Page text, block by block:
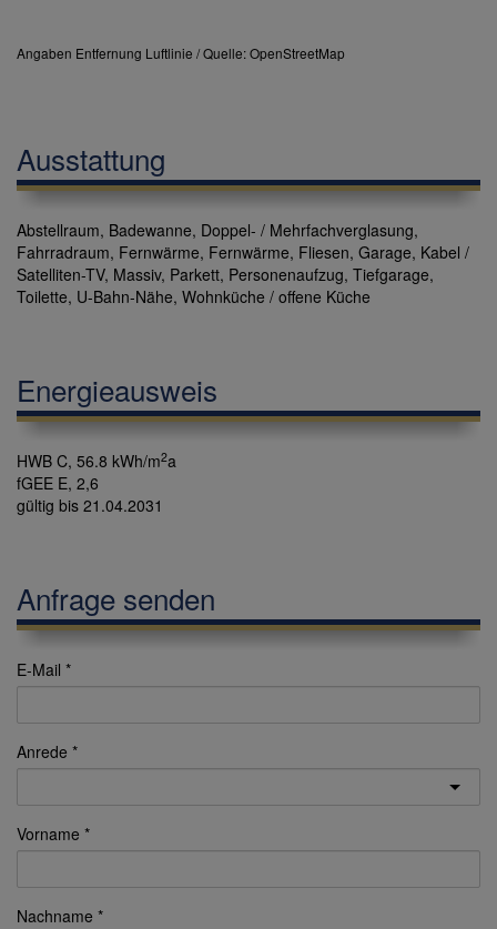
Angaben Entfernung Luftlinie / Quelle: OpenStreetMap
Ausstattung
Abstellraum Badewanne Doppel- / Mehrfachverglasung
Fahrradraum Fernwärme Fernwärme Fliesen Garage Kabel /
Satelliten-TV Massiv Parkett Personenaufzug Tiefgarage
Toilette U-Bahn-Nähe Wohnküche / offene Küche
Energieausweis
HWB C, 56.8 kWh/m2a
fGEE E, 2,6
gültig bis 21.04.2031
Anfrage senden
E-Mail
Anrede
Vorname
Nachname